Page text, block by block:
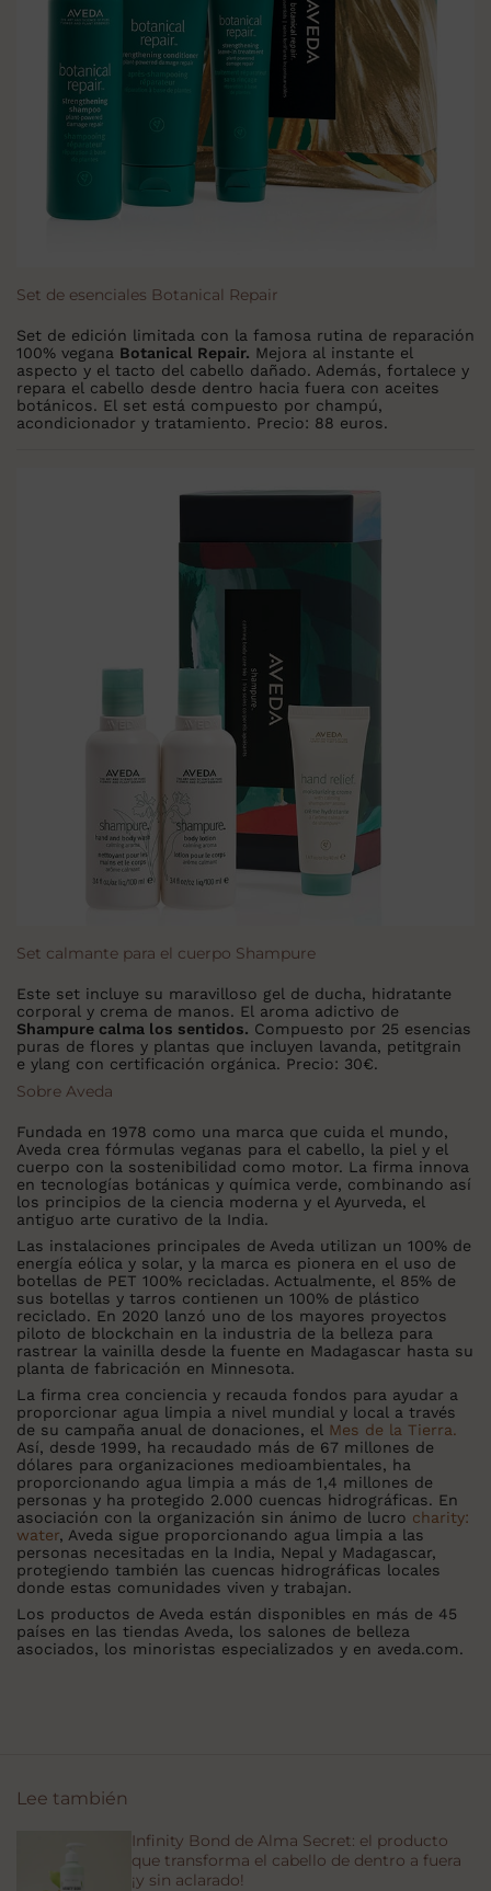
Set de esenciales Botanical Repair
Set de edición limitada con la famosa rutina de reparación
100% vegana Botanical Repair. Mejora al instante el
aspecto y el tacto del cabello dañado. Además, fortalece y
repara el cabello desde dentro hacia fuera con aceites
botánicos. El set está compuesto por champú,
acondicionador y tratamiento. Precio: 88 euros.
Set calmante para el cuerpo Shampure
Este set incluye su maravilloso gel de ducha, hidratante
corporal y crema de manos. El aroma adictivo de
Shampure calma los sentidos. Compuesto por 25 esencias
puras de flores y plantas que incluyen lavanda, petitgrain
e ylang con certificación orgánica. Precio: 30€.
Sobre Aveda
Fundada en 1978 como una marca que cuida el mundo,
Aveda crea fórmulas veganas para el cabello, la piel y el
cuerpo con la sostenibilidad como motor. La firma innova
en tecnologías botánicas y química verde, combinando así
los principios de la ciencia moderna y el Ayurveda, el
antiguo arte curativo de la India.
Las instalaciones principales de Aveda utilizan un 100% de
energía eólica y solar, y la marca es pionera en el uso de
botellas de PET 100% recicladas. Actualmente, el 85% de
sus botellas y tarros contienen un 100% de plástico
reciclado. En 2020 lanzó uno de los mayores proyectos
piloto de blockchain en la industria de la belleza para
rastrear la vainilla desde la fuente en Madagascar hasta su
planta de fabricación en Minnesota.
La firma crea conciencia y recauda fondos para ayudar a
proporcionar agua limpia a nivel mundial y local a través
de su campaña anual de donaciones, el Mes de la Tierra.
Así, desde 1999, ha recaudado más de 67 millones de
dólares para organizaciones medioambientales, ha
proporcionando agua limpia a más de 1,4 millones de
personas y ha protegido 2.000 cuencas hidrográficas. En
asociación con la organización sin ánimo de lucro charity:
water, Aveda sigue proporcionando agua limpia a las
personas necesitadas en la India, Nepal y Madagascar,
protegiendo también las cuencas hidrográficas locales
donde estas comunidades viven y trabajan.
Los productos de Aveda están disponibles en más de 45
países en las tiendas Aveda, los salones de belleza
asociados, los minoristas especializados y en aveda.com.
Lee también
Infinity Bond de Alma Secret: el producto
que transforma el cabello de dentro a fuera
¡y sin aclarado!